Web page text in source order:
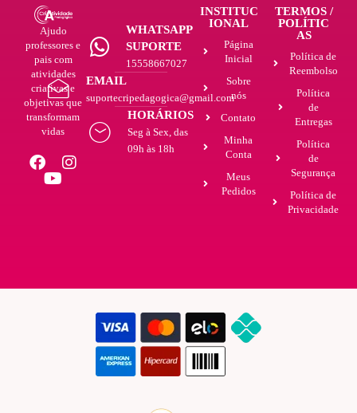
Ajudo
professores e
pais com
atividades
criativas e
objetivas que
transformam
vidas
WHATSAPP
SUPORTE
15558667027
EMAIL
suportecripedagogica@gmail.com
HORÁRIOS
Seg à Sex, das
09h às 18h
INSTITUC
IONAL
Página
Inicial
Sobre
nós
Contato
Minha
Conta
Meus
Pedidos
TERMOS /
POLÍTIC
AS
Política de
Reembolso
Política
de
Entregas
Política
de
Segurança
Política de
Privacidade